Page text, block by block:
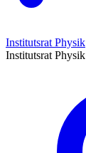
Institutsrat Physik
Institutsrat Physik